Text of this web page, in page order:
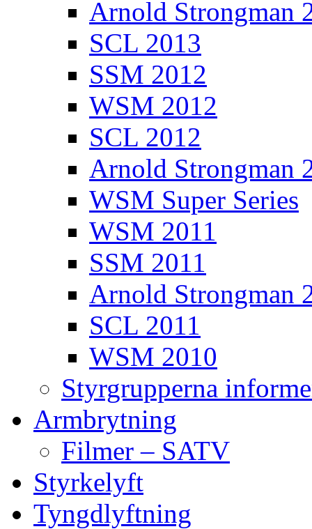
Arnold Strongman
SCL 2013
SSM 2012
WSM 2012
SCL 2012
Arnold Strongman
WSM Super Series
WSM 2011
SSM 2011
Arnold Strongman
SCL 2011
WSM 2010
Styrgrupperna
Armbrytning
Filmer – SATV
Styrkelyft
Tyngdlyftning